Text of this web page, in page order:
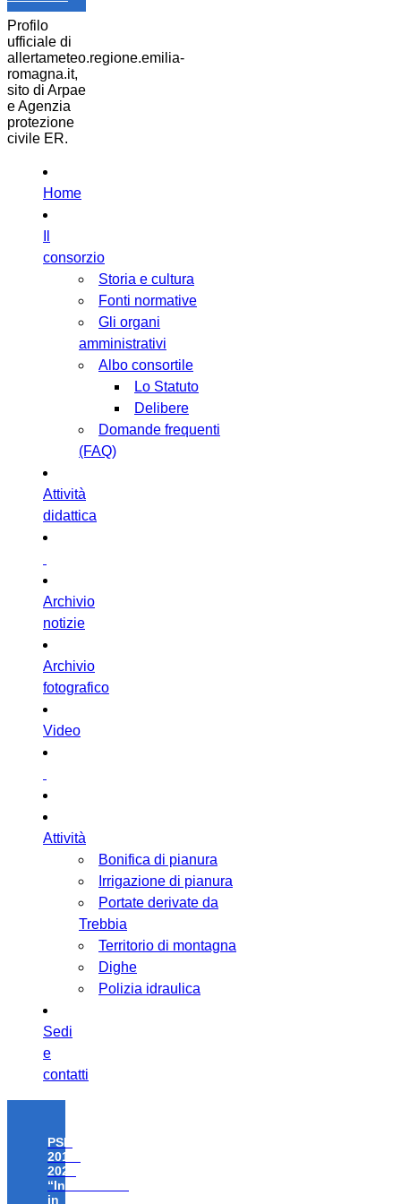
Profilo
ufficiale di
allertameteo.regione.emilia-
romagna.it,
sito di Arpae
e Agenzia
protezione
civile ER.
Home
consorzio
Storia e cultura
Fonti normative
Gli organi
amministrativi
Albo consortile
Lo Statuto
Delibere
Domande frequenti
(FAQ)
Attività
didattica
Archivio
notizie
Archivio
fotografico
Video
Attività
Bonifica di pianura
Irrigazione di pianura
Portate derivate da
Trebbia
Territorio di montagna
Dighe
Polizia idraulica
Sedi
e
contatti
PSR
2014-
2020
“Investimenti
in